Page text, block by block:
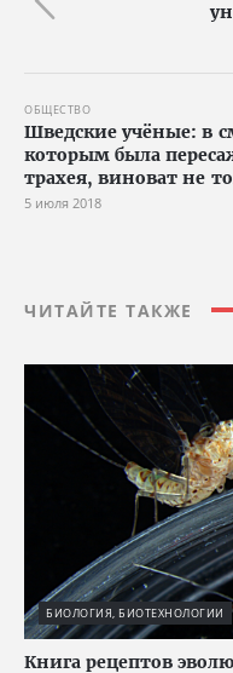
ОБЩЕСТВО
Шведские учёные: в
которым была
трахея, виноват не
5 июля 2018
ЧИТАЙТЕ ТАКЖЕ
БИОЛОГИЯ, БИОТЕХНОЛОГИИ
Книга рецептов